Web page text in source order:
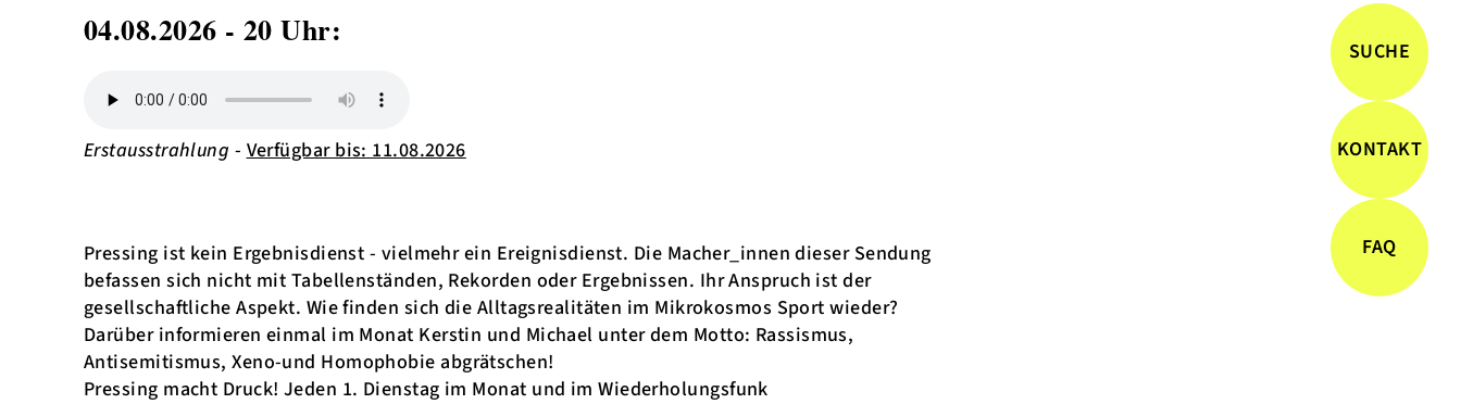
04.08.2026 - 20 Uhr:
Erstausstrahlung -Verfügbar bis: 11.08.2026
Pressing ist kein Ergebnisdienst - vielmehr ein Ereignisdienst. Die Macher_innen dieser Sendung
befassen sich nicht mit Tabellenständen, Rekorden oder Ergebnissen. Ihr Anspruch ist der
gesellschaftliche Aspekt. Wie finden sich die Alltagsrealitäten im Mikrokosmos Sport wieder?
Darüber informieren einmal im Monat Kerstin und Michael unter dem Motto: Rassismus,
Antisemitismus, Xeno-und Homophobie abgrätschen!
Pressing macht Druck! Jeden 1. Dienstag im Monat und im Wiederholungsfunk
SUCHE
KONTAKT
FAQ